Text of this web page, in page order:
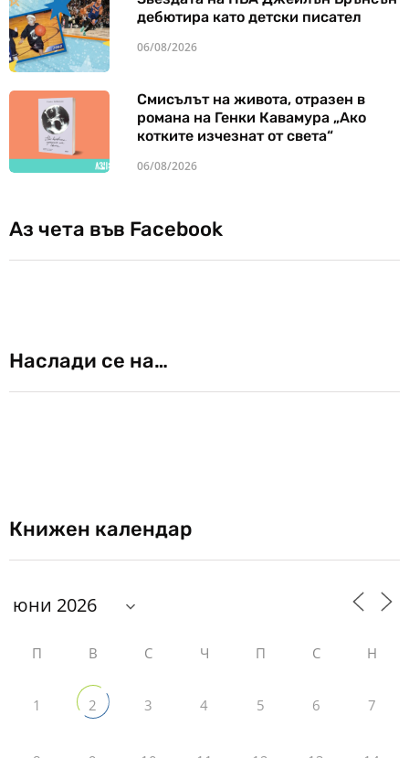
дебютира като детски писател
06/08/2026
Смисълът на живота, отразен в
романа на Генки Кавамура „Ако
котките изчезнат от света“
06/08/2026
Аз чета във Facebook
Наслади се на…
Книжен календар
П В С Ч П С Н
1 2 3 4 5 6 7